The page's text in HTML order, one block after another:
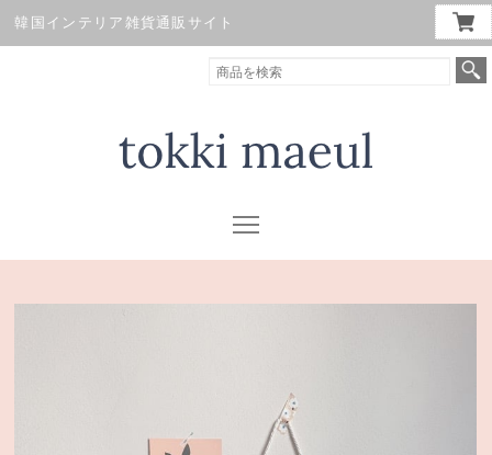
韓国インテリア雑貨通販サイト